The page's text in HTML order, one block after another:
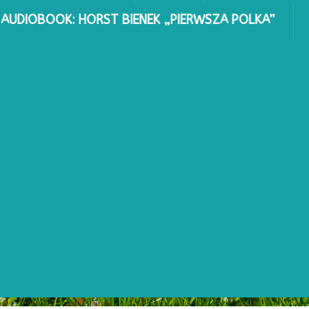
AUDIOBOOK: HORST BIENEK „PIERWSZA POLKA”